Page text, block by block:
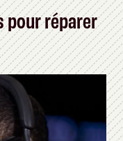
pour réparer